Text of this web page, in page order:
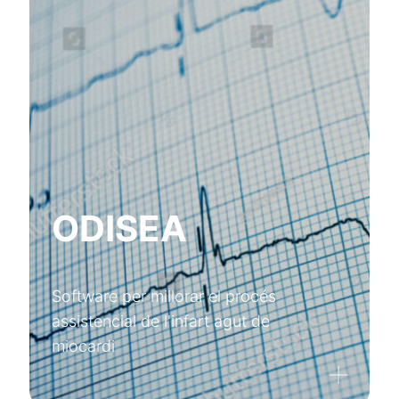
ODISEA
Software per millorar el procés
assistencial de l'infart agut de
miocardi